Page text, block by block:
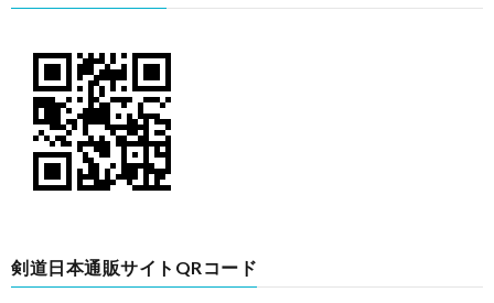
剣道日本通販サイトQRコード